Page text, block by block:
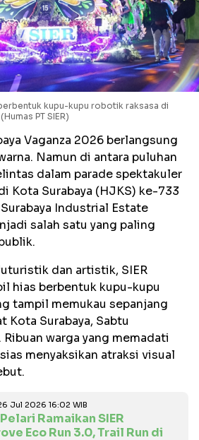
kupu-kupu robotik raksasa di
PT SIER)
Vaganza 2026 berlangsung
Namun di antara puluhan
dalam parade spektakuler
Kota Surabaya (HJKS) ke-733
Industrial Estate
salah satu yang paling
dan artistik, SIER
hias berbentuk kupu-kupu
tampil memukau sepanjang
Kota Surabaya, Sabtu
warga yang memadati
menyaksikan atraksi visual
Jul 2026 16:02 WIB
Ramaikan SIER
Eco Run 3.0, Trail Run di